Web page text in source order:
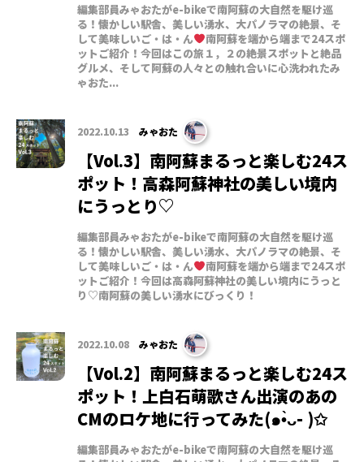
編集部員みゃおたがe-bikeで南阿蘇の大自然を駆け巡
る！懐かしい駅舎、美しい湧水、大パノラマの絶景、そ
して美味しいご・は・ん
南阿蘇を端から端まで24スポ
ットご紹介！今回はこの旅１，２の絶景スポットと絶品
グルメ、そして阿蘇の人々との触れ合いに心洗われたみ
ゃおた...
2022.10.13 みゃおた
【Vol.3】南阿蘇まるっと楽しむ24ス
ポット！高森阿蘇神社の美しい境内
にうっとり♡
編集部員みゃおたがe-bikeで南阿蘇の大自然を駆け巡
る！懐かしい駅舎、美しい湧水、大パノラマの絶景、そ
して美味しいご・は・ん
南阿蘇を端から端まで24スポ
ットご紹介！今回は高森阿蘇神社の美しい境内にうっと
り♡南阿蘇の美しい湧水にびっくり！
2022.10.08 みゃおた
【Vol.2】南阿蘇まるっと楽しむ24ス
ポット！上白石萌歌さん出演のあの
CMのロケ地に行ってみた(๑•̀ᴗ- )✩
編集部員みゃおたがe-bikeで南阿蘇の大自然を駆け巡